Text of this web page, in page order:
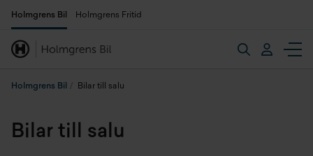
Holmgrens Bil Holmgrens Fritid
Holmgrens Bil Bilar till salu
Bilar till salu